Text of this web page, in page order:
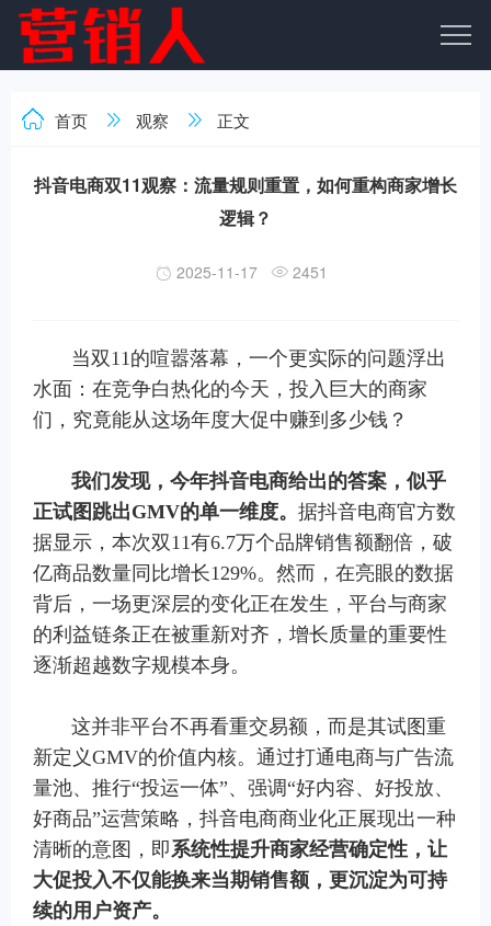
首页 观察 正文
抖音电商双11观察：流量规则重置，如何重构商家增长
逻辑？
2025-11-17 2451
当双11的喧嚣落幕，一个更实际的问题浮出
水面：在竞争白热化的今天，投入巨大的商家
们，究竟能从这场年度大促中赚到多少钱？
我们发现，今年抖音电商给出的答案，似乎
正试图跳出GMV的单一维度。 据抖音电商官方数
据显示，本次双11有6.7万个品牌销售额翻倍，破
亿商品数量同比增长129%。然而，在亮眼的数据
背后，一场更深层的变化正在发生，平台与商家
的利益链条正在被重新对齐，增长质量的重要性
逐渐超越数字规模本身。
这并非平台不再看重交易额，而是其试图重
新定义GMV的价值内核。通过打通电商与广告流
量池、推行“投运一体”、强调“好内容、好投放、
好商品”运营策略，抖音电商商业化正展现出一种
清晰的意图，即系统性提升商家经营确定性，让
大促投入不仅能换来当期销售额，更沉淀为可持
续的用户资产。